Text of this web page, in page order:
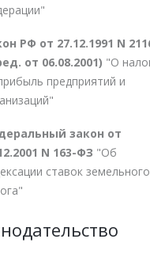
РФ от 27.12.1991 N
от 06.08.2001) "О
предприятий и
закон от
N 163-ФЗ "Об
ставок земельного